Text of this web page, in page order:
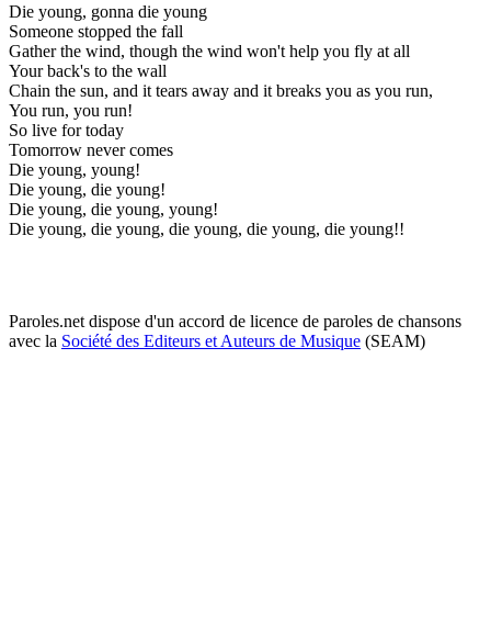
Die young, gonna die young
Someone stopped the fall
Gather the wind, though the wind won't help you fly at all
Your back's to the wall
Chain the sun, and it tears away and it breaks you as you run,
You run, you run!
So live for today
Tomorrow never comes
Die young, young!
Die young, die young!
Die young, die young, young!
Die young, die young, die young, die young, die young!!
Paroles.net dispose d'un accord de licence de paroles de chansons
avec la Société des Editeurs et Auteurs de Musique (SEAM)